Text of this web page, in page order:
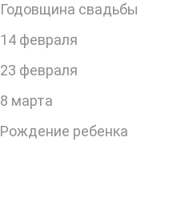
Годовщина свадьбы
14 февраля
23 февраля
8 марта
Рождение ребенка